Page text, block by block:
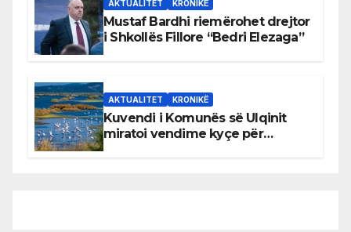
AKTUALITET KRONIKË
Mustaf Bardhi riemërohet drejtor
i Shkollës Fillore “Bedri Elezaga”
AKTUALITET KRONIKË
Kuvendi i Komunës së Ulqinit
miratoi vendime kyçe për